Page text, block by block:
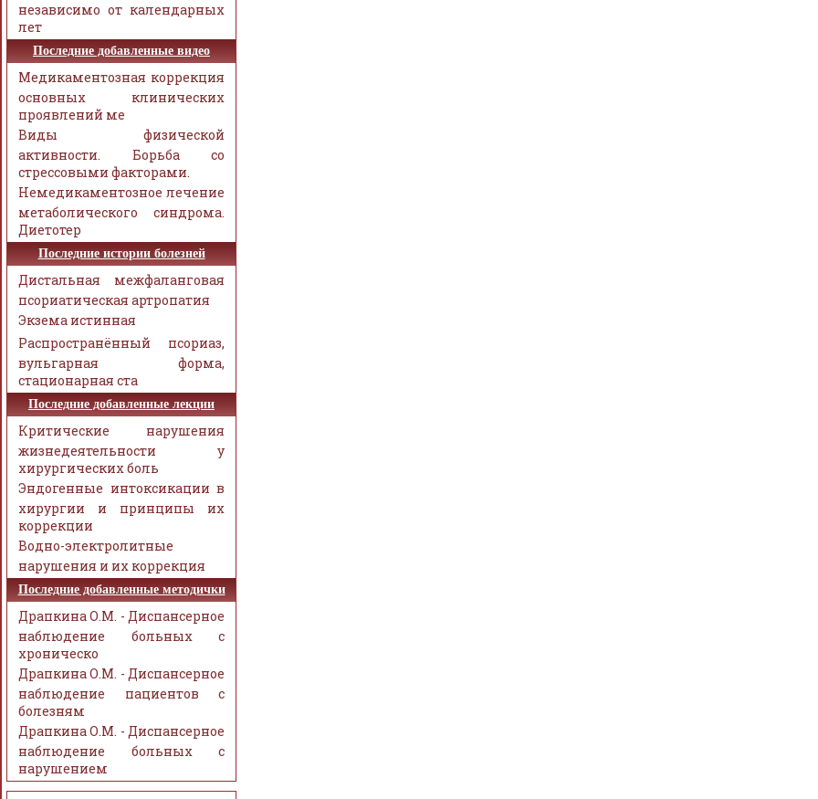
независимо от календарных
лет
Последние добавленные видео
Медикаментозная коррекция
основных клинических
проявлений ме
Виды физической
активности. Борьба со
стрессовыми факторами.
Немедикаментозное лечение
метаболического синдрома.
Диетотер
Последние истории болезней
Дистальная межфаланговая
псориатическая артропатия
Экзема истинная
Распространённый псориаз,
вульгарная форма,
стационарная ста
Последние добавленные лекции
Критические нарушения
жизнедеятельности у
хирургических боль
Эндогенные интоксикации в
хирургии и принципы их
коррекции
Водно-электролитные
нарушения и их коррекция
Последние добавленные методички
Драпкина О.М. - Диспансерное
наблюдение больных с
хроническо
Драпкина О.М. - Диспансерное
наблюдение пациентов с
болезням
Драпкина О.М. - Диспансерное
наблюдение больных с
нарушением